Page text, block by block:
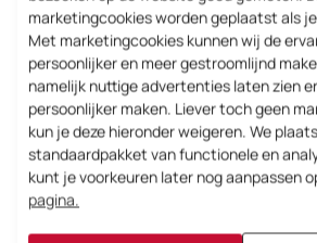
Goed onderhoud is erg
veilige en efficiënte werking van
systemen. Bij AST Mols voeren
onderhoud uit om lekkages en
voorkomen, zodat stilstand tot
wordt beperkt. Wanneer een
component defect raakt,
marketingcookies worden geplaatst als
Met marketingcookies kunnen wij de
persoonlijker en meer gestroomlijnd
namelijk nuttige advertenties laten zien
persoonlijker maken. Liever toch geen
kun je deze hieronder weigeren. We
standaardpakket van functionele en
kunt je voorkeuren later nog aanpassen
pagina.